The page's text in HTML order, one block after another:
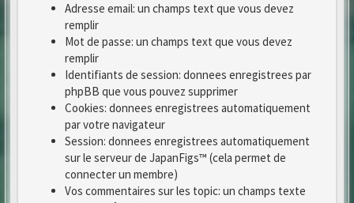
Adresse email: un champs text que vous devez
remplir
Mot de passe: un champs text que vous devez
remplir
Identifiants de session: donnees enregistrees par
phpBB que vous pouvez supprimer
Cookies: donnees enregistrees automatiquement
par votre navigateur
Session: donnees enregistrees automatiquement
sur le serveur de JapanFigs™ (cela permet de
connecter un membre)
Vos commentaires sur les topic: un champs texte